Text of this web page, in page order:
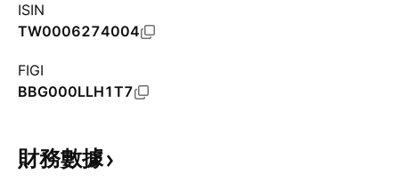
ISIN
TW0006274004
FIGI
BBG000LLH1T7
財務數據